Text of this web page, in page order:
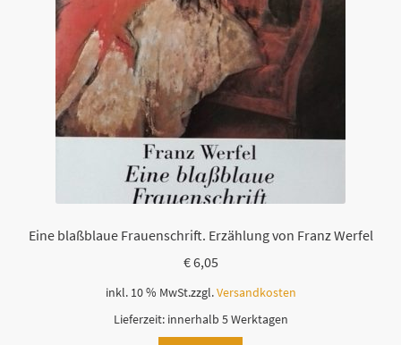
Eine blaßblaue Frauenschrift. Erzählung von Franz Werfel
€6,05
inkl. 10 % MwSt.zzgl.Versandkosten
Lieferzeit: innerhalb 5 Werktagen